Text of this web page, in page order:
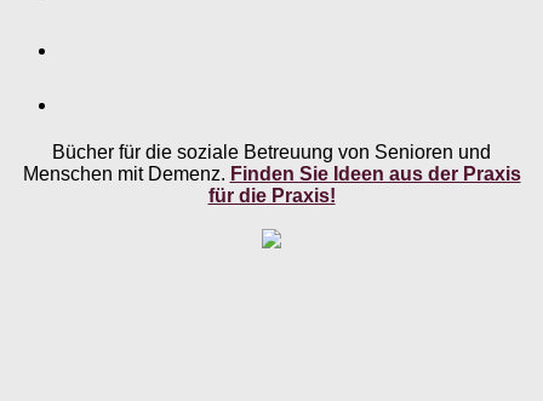
Bücher für die soziale Betreuung von Senioren und
Menschen mit Demenz. Finden Sie Ideen aus der Praxis
für die Praxis!